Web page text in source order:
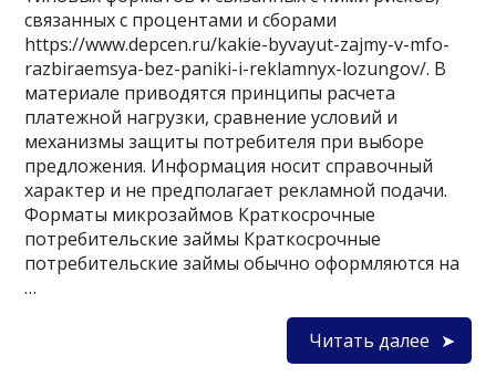
связанных с процентами и сборами
https://www.depcen.ru/kakie-byvayut-zajmy-v-mfo-
razbiraemsya-bez-paniki-i-reklamnyx-lozungov/. В
материале приводятся принципы расчета
платежной нагрузки, сравнение условий и
механизмы защиты потребителя при выборе
предложения. Информация носит справочный
характер и не предполагает рекламной подачи.
Форматы микрозаймов Краткосрочные
потребительские займы Краткосрочные
потребительские займы обычно оформляются на
…
Читать далее